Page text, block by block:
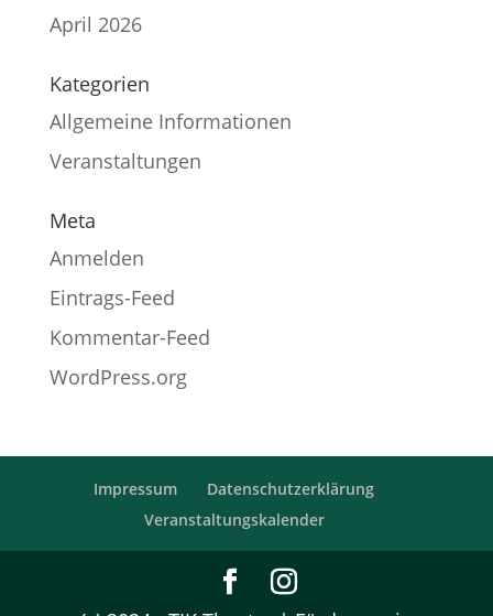
April 2026
Kategorien
Allgemeine Informationen
Veranstaltungen
Meta
Anmelden
Eintrags-Feed
Kommentar-Feed
WordPress.org
Impressum
Datenschutzerklärung
Veranstaltungskalender